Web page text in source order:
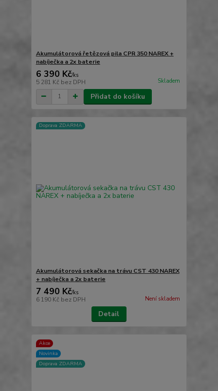
Akumulátorová řetězová pila CPR 350 NAREX +
nabíječka a 2x baterie
6 390 Kč/ks
5 281 Kč bez DPH Skladem
Přidat do košíku
Doprava ZDARMA
Akumulátorová sekačka na trávu CST 430 NAREX
+ nabíječka a 2x baterie
7 490 Kč/ks
6 190 Kč bez DPH Není skladem
Detail
Akce
Novinka
Doprava ZDARMA